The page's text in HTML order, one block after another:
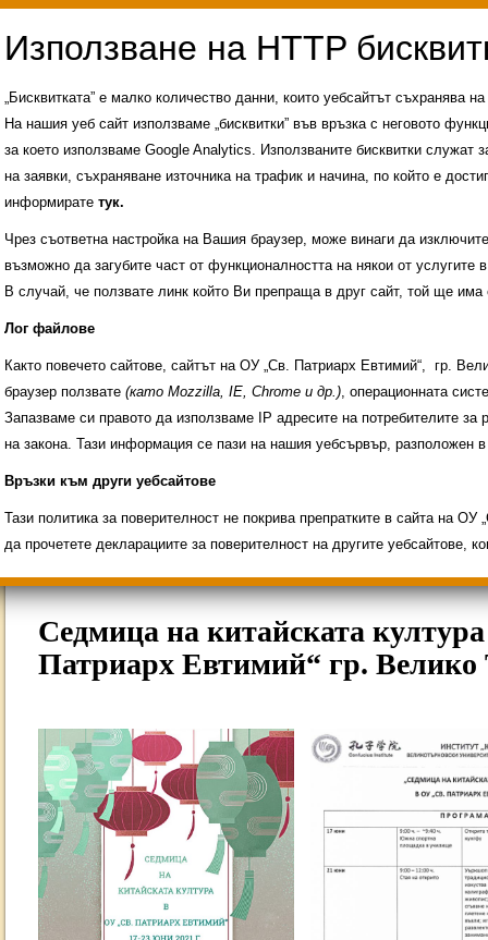
Свободни места за ученици
ИНОВАЦИЯ 2026
Олимпиади 2025/2026
Седмица на китайската
Патриарх Евтимий“ гр. Велико
„Бисквитката” е малко количество данни, които уебсайтът съхранява
На нашия уеб сайт използваме „бисквитки” във връзка с неговото
за което използваме Google Analytics. Използваните бисквитки служат
на заявки, съхраняване източника на трафик и начина, по който е
информирате тук.
Чрез съответна настройка на Вашия браузер, може винаги да
възможно да загубите част от функционалността на някои от услугите
В случай, че ползвате линк който Ви препраща в друг сайт, той ще има
Лог файлове
Както повечето сайтове, сайтът на ОУ „Св. Патриарх Евтимий“, гр.
браузер ползвате (като Mozzilla, IE, Chrome и др.), операционната
Запазваме си правото да използваме IP адресите на потребителите
на закона. Тази информация се пази на нашия уебсървър,
Връзки към други уебсайтове
Тази политика за поверителност не покрива препратките в сайта на
да прочетете декларациите за поверителност на другите уебсайтове,